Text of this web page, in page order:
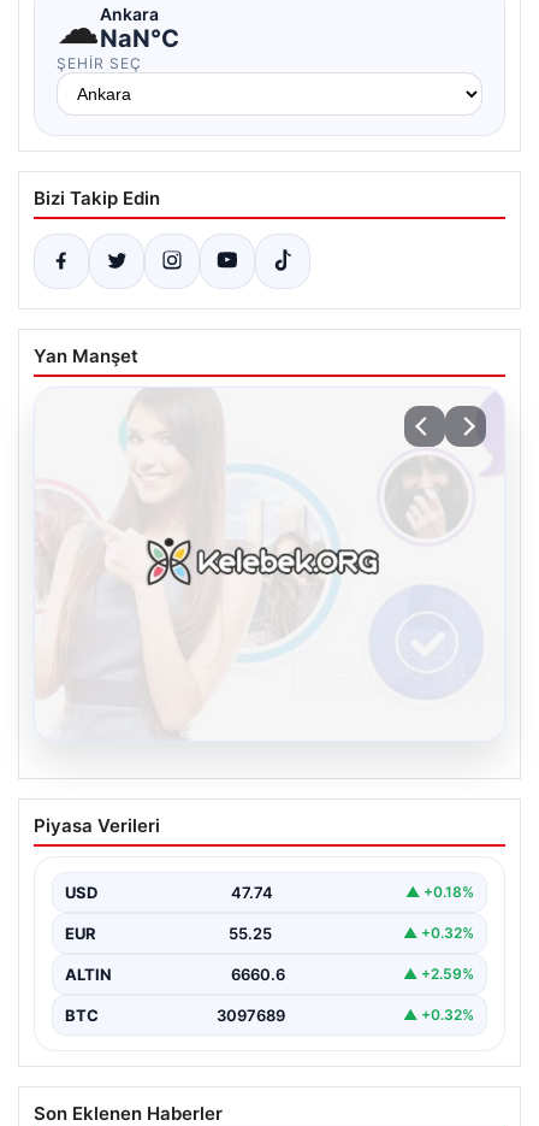
☁Ankara
NaN°C
ŞEHIR SEÇ
Bizi Takip Edin
Yan Manşet
Kelebek.Org İle Çevrim içi İletişimin
Seviyeli Adresi Ve Muhabbet Deneyimi
oluşturması kritik bir değer ifade etmektedir. Halen…
Piyasa Verileri
USD 47.74 ▲ +0.18%
EUR 55.25 ▲ +0.32%
ALTIN 6660.6 ▲ +2.59%
BTC 3097689 ▲ +0.32%
Son Eklenen Haberler